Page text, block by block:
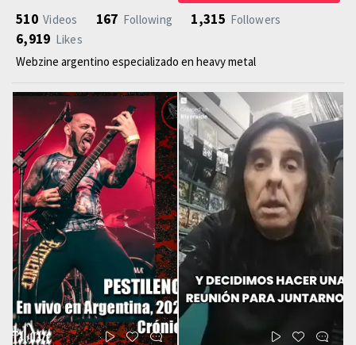
510 Videos 167 Following 1,315 Followers
6,919 Likes
Webzine argentino especializado en heavy metal